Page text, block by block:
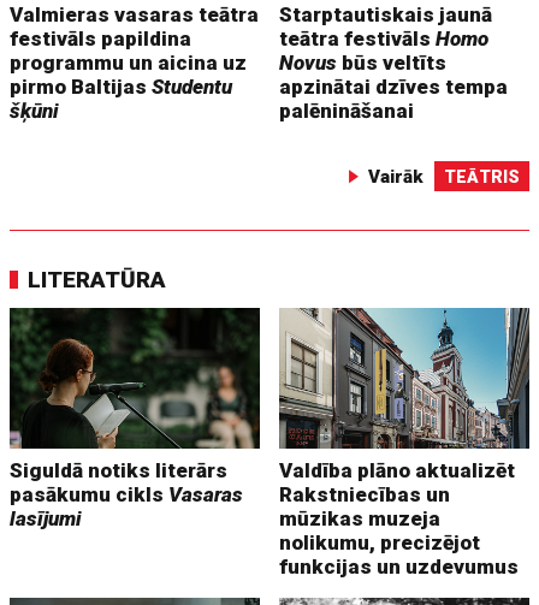
Valmieras vasaras teātra
festivāls papildina
programmu un aicina uz
pirmo BaltijasStudentu
šķūni
Starptautiskais jaunā
teātra festivālsHomo
Novus būs veltīts
apzinātai dzīves tempa
palēnināšanai
Vairāk TEĀTRIS
LITERATŪRA
Siguldā notiks literārs
pasākumu cikls Vasaras
lasījumi
Valdība plāno aktualizēt
Rakstniecības un
mūzikas muzeja
nolikumu, precizējot
funkcijas un uzdevumus